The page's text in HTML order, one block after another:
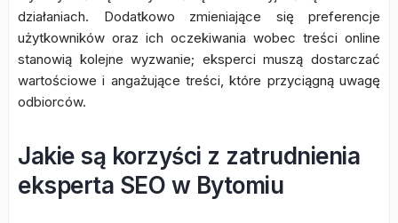
działaniach. Dodatkowo zmieniające się preferencje
użytkowników oraz ich oczekiwania wobec treści online
stanowią kolejne wyzwanie; eksperci muszą dostarczać
wartościowe i angażujące treści, które przyciągną uwagę
odbiorców.
Jakie są korzyści z zatrudnienia
eksperta SEO w Bytomiu